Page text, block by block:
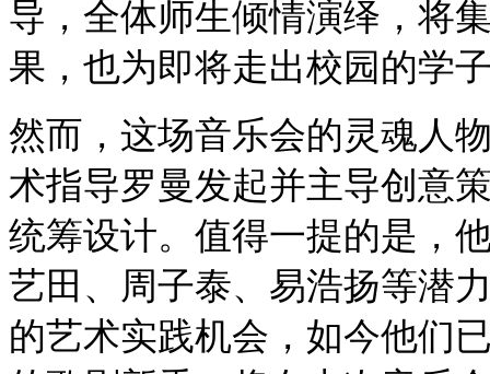
导，全体师生倾情演绎，将
果，也为即将走出校园的学
然而，这场音乐会的灵魂人
术指导罗曼发起并主导创意
统筹设计。值得一提的是，
艺田、周子泰、易浩扬等潜
的艺术实践机会，如今他们